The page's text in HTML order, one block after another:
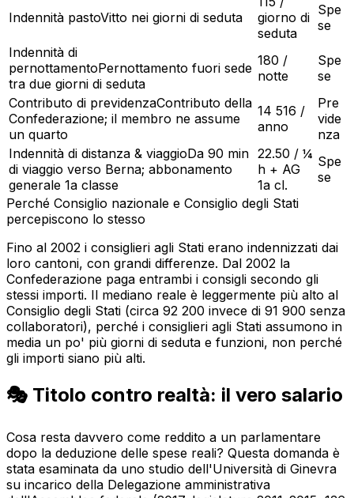
Indennità pastoVitto nei giorni di seduta
giorno di
seduta
Spe
se
Indennità di
pernottamentoPernottamento fuori sede
tra due giorni di seduta
180 /
notte
Spe
se
Contributo di previdenzaContributo della
Confederazione; il membro ne assume
un quarto
14 516 /
anno
Pre
vide
nza
Indennità di distanza & viaggioDa 90 min
di viaggio verso Berna; abbonamento
generale 1a classe
22.50 / ¼
h + AG
1a cl.
Spe
se
Perché Consiglio nazionale e Consiglio degli Stati
percepiscono lo stesso
Fino al 2002 i consiglieri agli Stati erano indennizzati dai
loro cantoni, con grandi differenze. Dal 2002 la
Confederazione paga entrambi i consigli secondo gli
stessi importi. Il mediano reale è leggermente più alto al
Consiglio degli Stati (circa 92 200 invece di 91 900 senza
collaboratori), perché i consiglieri agli Stati assumono in
media un po' più giorni di seduta e funzioni, non perché
gli importi siano più alti.
🎭 Titolo contro realtà: il vero salario
Cosa resta davvero come reddito a un parlamentare
dopo la deduzione delle spese reali? Questa domanda è
stata esaminata da uno studio dell'Università di Ginevra
su incarico della Delegazione amministrativa